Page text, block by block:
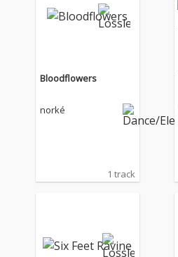
Bloodflowers
norké
1 track